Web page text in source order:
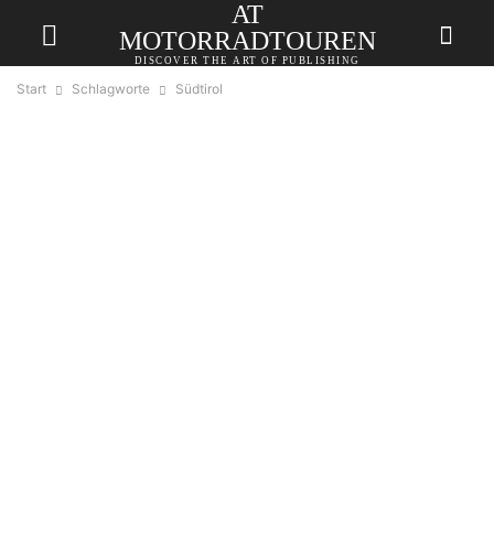
AT
MOTORRADTOUREN
DISCOVER THE ART OF PUBLISHING
Start Schlagworte Südtirol